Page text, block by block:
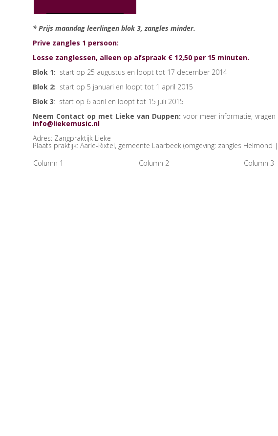
* Prijs maandag leerlingen blok 3, zangles minder.
Prive zangles 1 persoon:
Losse zanglessen, alleen op afspraak € 12,50 per 15 minuten.
Blok 1: start op 25 augustus en loopt tot 17 december 2014
Blok 2: start op 5 januari en loopt tot 1 april 2015
Blok 3: start op 6 april en loopt tot 15 juli 2015
Neem Contact op met Lieke van Duppen: voor meer informatie,
info@liekemusic.nl
Adres: Zangpraktijk Lieke
Plaats praktijk: Aarle-Rixtel, gemeente Laarbeek (omgeving: zangles
Column 1
Column 2 Column 3